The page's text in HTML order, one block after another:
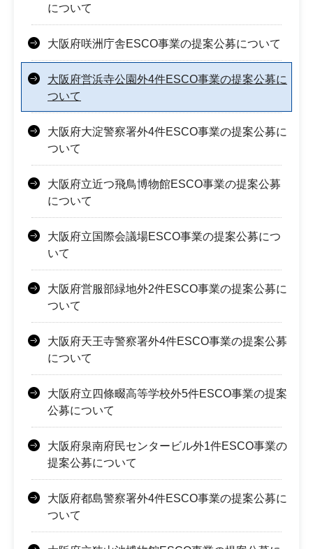
について
大阪府咲洲庁舎ESCO事業の提案公募について
大阪府営浜寺公園外4件ESCO事業の提案公募に
ついて
大阪府大淀警察署外4件ESCO事業の提案公募に
ついて
大阪府立近つ飛鳥博物館ESCO事業の提案公募
について
大阪府立国際会議場ESCO事業の提案公募につ
いて
大阪府営服部緑地外2件ESCO事業の提案公募に
ついて
大阪府天王寺警察署外4件ESCO事業の提案公募
について
大阪府立四條畷高等学校外5件ESCO事業の提案
公募について
大阪府泉南府民センタービル外1件ESCO事業の
提案公募について
大阪府都島警察署外4件ESCO事業の提案公募に
ついて